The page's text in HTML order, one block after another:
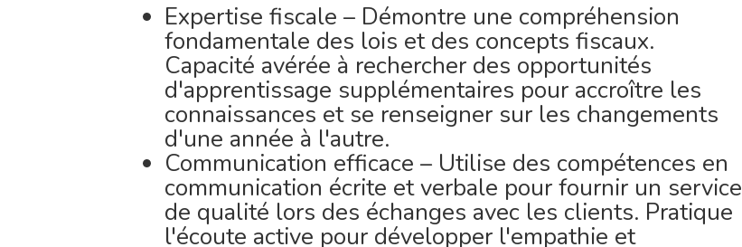
Expertise fiscale – Démontre une compréhension
fondamentale des lois et des concepts fiscaux.
Capacité avérée à rechercher des opportunités
d'apprentissage supplémentaires pour accroître les
connaissances et se renseigner sur les changements
d'une année à l'autre.
Communication efficace – Utilise des compétences en
communication écrite et verbale pour fournir un service
de qualité lors des échanges avec les clients. Pratique
l'écoute active pour développer l'empathie et